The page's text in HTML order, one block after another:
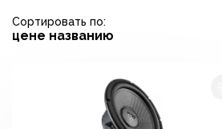
Сортировать по:
цене названию